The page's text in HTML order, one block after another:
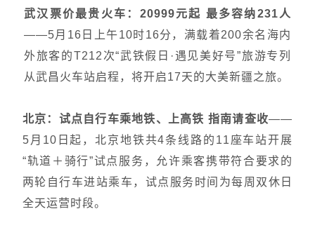
武汉票价最贵火车：20999元起 最多容纳231人
——5月16日上午10时16分，满载着200余名海内
外旅客的T212次“武铁假日·遇见美好号”旅游专列
从武昌火车站启程，将开启17天的大美新疆之旅。
北京：试点自行车乘地铁、上高铁 指南请查收——
5月10日起，北京地铁共4条线路的11座车站开展
“轨道＋骑行”试点服务，允许乘客携带符合要求的
两轮自行车进站乘车，试点服务时间为每周双休日
全天运营时段。